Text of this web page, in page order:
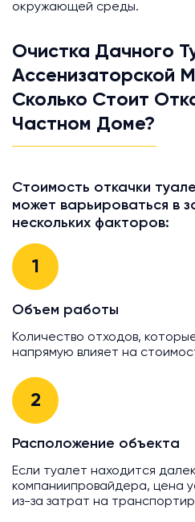
окружающей среды.
Очистка Дачного
Ассенизаторской
Сколько Стоит
Частном Доме?
Стоимость откачки
может варьироваться в
нескольких факторов:
1
Объем работы
Количество отходов,
напрямую влияет на
2
Расположение объекта
Если туалет находится
компаниипровайдера, цена
из-за затрат на